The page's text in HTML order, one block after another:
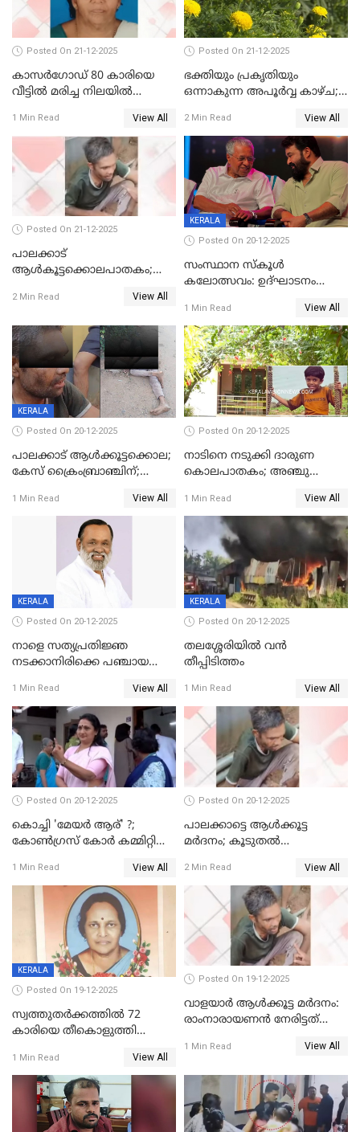
Posted On 21-12-2025
കാസർഗോഡ് 80 കാരിയെ
വീട്ടിൽ മരിച്ച നിലയിൽ
1 Min Read View All
Posted On 21-12-2025
ഭക്തിയും പ്രകൃതിയും
ഒന്നാകുന്ന അപൂര്‍വ്വ കാഴ്ച;
കാഴ്ചാനുഭവമൊരുക്കി
ശബരീ നന്ദനം
2 Min Read View All
Posted On 21-12-2025
പാലക്കാട്‌
ആൾകൂട്ടക്കൊലപാതകം;
ഊർജ്ജിതമാക്കിമാക്കി
2 Min Read View All
KERALA
Posted On 20-12-2025
സംസ്ഥാന സ്കൂൾ
കലോത്സവം: ഉദ്ഘാടനം
മുഖ്യാതിഥിയായി
മോഹൻലാൽ
1 Min Read View All
KERALA
Posted On 20-12-2025
പാലക്കാട് ആൾക്കൂട്ടക്കൊല;
കേസ് ക്രൈംബ്രാഞ്ചിന്;
അന്വേഷിക്കും
1 Min Read View All
Posted On 20-12-2025
നാടിനെ നടുക്കി ദാരുണ
കൊലപാതകം; അഞ്ചു
കഴുത്തുഞെരിച്ച് കൊന്നു
1 Min Read View All
KERALA
Posted On 20-12-2025
നാളെ സത്യപ്രതിജ്ഞ
നടക്കാനിരിക്കെ പഞ്ചായത്ത്
1 Min Read View All
KERALA
Posted On 20-12-2025
തലശ്ശേരിയിൽ വൻ
തീപ്പിടിത്തം
1 Min Read View All
Posted On 20-12-2025
കൊച്ചി 'മേയർ ആര്' ?;
കോണ്‍ഗ്രസ് കോര്‍ കമ്മിറ്റി
1 Min Read View All
Posted On 20-12-2025
പാലക്കാട്ടെ ആള്‍ക്കൂട്ട
മര്‍ദനം; കൂടുതല്‍
അംഗ സംഘമെന്ന് വിവരം
2 Min Read View All
KERALA
Posted On 19-12-2025
സ്വത്തുതര്‍ക്കത്തില്‍ 72
കാരിയെ തീകൊളുത്തി
ക്രൂരകൊലപാതകത്തില്‍
സഹോദരിപുത്രന് ജീവപര്യന്തം
1 Min Read View All
Posted On 19-12-2025
വാളയാർ ആൾക്കൂട്ട മർദനം:
രാംനാരായണൻ നേരിട്ടത്
നാൽപ്പതിലേറെ
റിപ്പോർട്ട്
1 Min Read View All